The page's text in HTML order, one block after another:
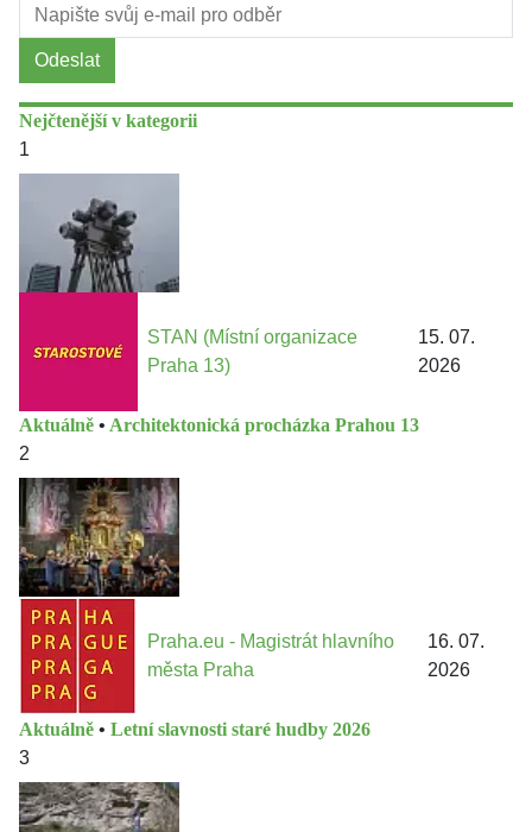
Odeslat
Nejčtenější v kategorii
1
STAN (Místní organizace
Praha 13)
15. 07.
2026
Aktuálně • Architektonická procházka Prahou 13
2
Praha.eu - Magistrát hlavního
města Praha
16. 07.
2026
Aktuálně • Letní slavnosti staré hudby 2026
3